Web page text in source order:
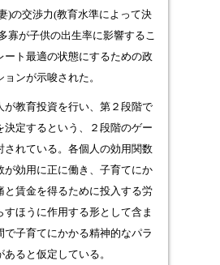
)の交渉力(教育水準によって決
寡が子供の出生率に影響するこ
ート最適の状態にするための政
ンが示唆された。
が教育投資を行い、第２段階で
決定するという、２段階のゲー
されている。各個人の効用関数
が効用に正に働き、子育てにか
と賃金を得るために投入する労
すほうに作用する形として含ま
で子育てにかかる精神的なパラ
ると仮定している。